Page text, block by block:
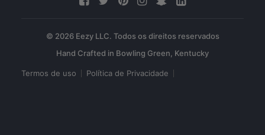
© 2026 Eezy LLC. Todos os direitos reservados
Termos de uso Política de Privacidade